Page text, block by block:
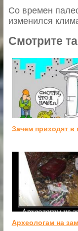
Со времен
изменился
Смотрите
Зачем приходят в
Археологам на